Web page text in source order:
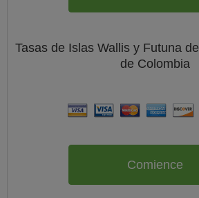
Tasas de Islas Wallis y Futuna de
de Colombia
Comience